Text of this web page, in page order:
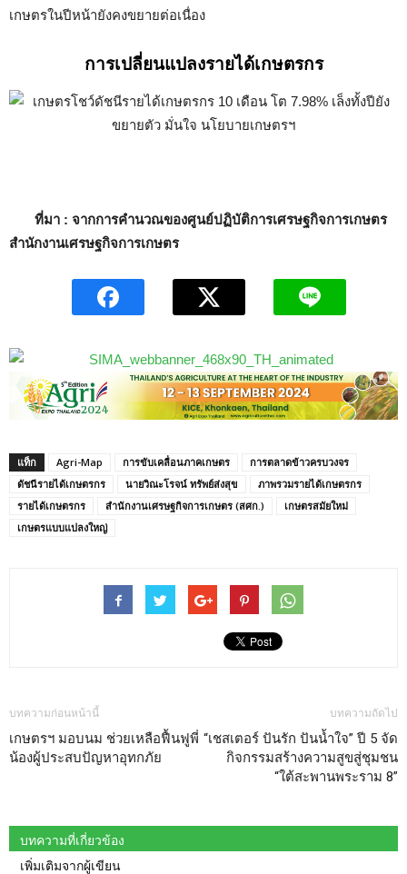
เกษตรในปีหน้ายังคงขยายต่อเนื่อง
การเปลี่ยนแปลงรายได้เกษตรกร
ที่มา : จากการคำนวณของศูนย์ปฏิบัติการเศรษฐกิจการเกษตร
สำนักงานเศรษฐกิจการเกษตร
แท็ก Agri-Map การขับเคลื่อนภาคเกษตร
การตลาดข้าวครบวงจร
ดัชนีรายได้เกษตรกร
นายวิณะโรจน์ ทรัพย์ส่งสุข
ภาพรวมรายได้เกษตรกร
รายได้เกษตรกร
สำนักงานเศรษฐกิจการเกษตร (สศก.)
เกษตรสมัยใหม่
เกษตรแบบแปลงใหญ่
บทความก่อนหน้านี้
เกษตรฯ มอบนม ช่วยเหลือฟื้นฟูพี่
น้องผู้ประสบปัญหาอุทกภัย
บทความถัดไป
“เชสเตอร์ ปันรัก ปันน้ำใจ” ปี 5 จัด
กิจกรรมสร้างความสูขสู่ชุมชน
“ใต้สะพานพระราม 8”
บทความที่เกี่ยวข้อง
เพิ่มเติมจากผู้เขียน